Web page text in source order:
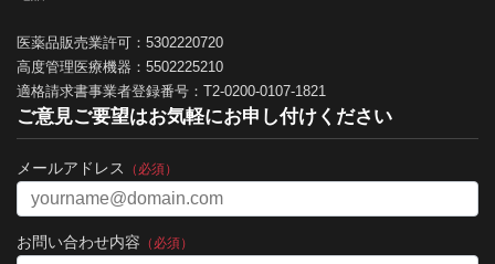
医薬品販売業許可：5302220720
高度管理医療機器：5502225210
適格請求書事業者登録番号：T2-0200-0107-1821
ご意見ご要望はお気軽にお申し付けください
メールアドレス （必須）
お問い合わせ内容 （必須）